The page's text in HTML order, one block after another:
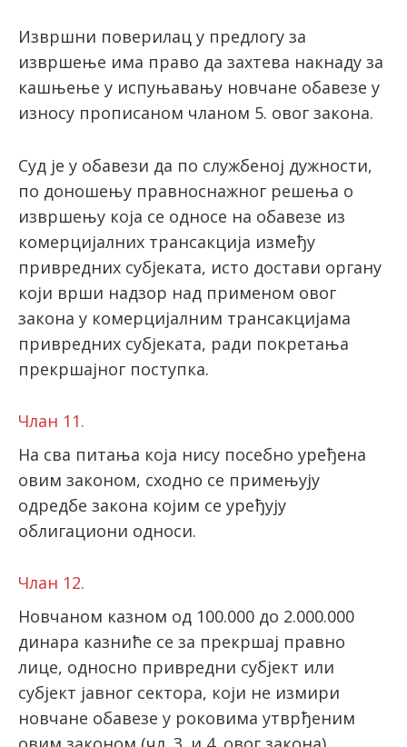
Извршни поверилац у предлогу за
извршење има право да захтева накнаду за
кашњење у испуњавању новчане обавезе у
износу прописаном чланом 5. овог закона.
Суд је у обавези да по службеној дужности,
по доношењу правноснажног решења о
извршењу која се односе на обавезе из
комерцијалних трансакција између
привредних субјеката, исто достави органу
који врши надзор над применом овог
закона у комерцијалним трансакцијама
привредних субјеката, ради покретања
прекршајног поступка.
Члан 11.
На сва питања која нису посебно уређена
овим законом, сходно се примењују
одредбе закона којим се уређују
облигациони односи.
Члан 12.
Новчаном казном од 100.000 до 2.000.000
динара казниће се за прекршај правно
лице, односно привредни субјект или
субјект јавног сектора, који не измири
новчане обавезе у роковима утврђеним